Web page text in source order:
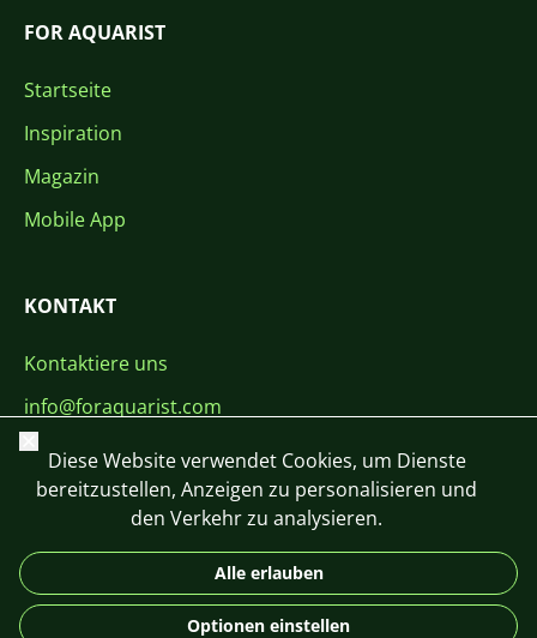
FOR AQUARIST
Startseite
Inspiration
Magazin
Mobile App
KONTAKT
Kontaktiere uns
info@foraquarist.com
+420 603 449 602
DE
Schließen
Diese Website verwendet Cookies, um Dienste
bereitzustellen, Anzeigen zu personalisieren und
den Verkehr zu analysieren.
Alle erlauben
Optionen einstellen